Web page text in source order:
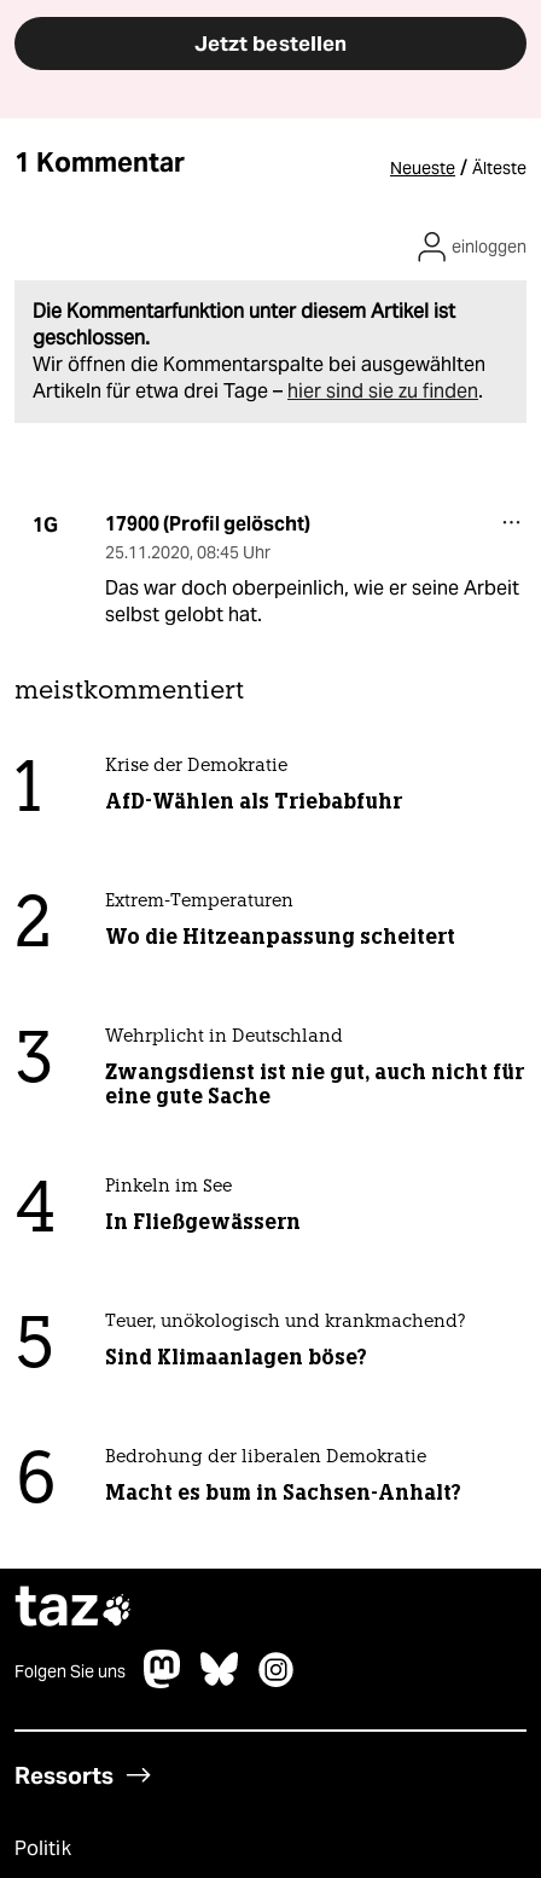
Jetzt bestellen
1 Kommentar Neueste / Älteste
Die Kommentarfunktion unter diesem Artikel ist
geschlossen.
Wir öffnen die Kommentarspalte bei ausgewählten
Artikeln für etwa drei Tage – hier sind sie zu finden.
einloggen
1G 17900 (Profil gelöscht)
25.11.2020, 08:45 Uhr
Das war doch oberpeinlich, wie er seine Arbeit
selbst gelobt hat.
meistkommentiert
1 Krise der Demokratie
AfD-Wählen als Triebabfuhr
2 Extrem-Temperaturen
Wo die Hitzeanpassung scheitert
3 Wehrplicht in Deutschland
Zwangsdienst ist nie gut, auch nicht für
eine gute Sache
4 Pinkeln im See
In Fließgewässern
5 Teuer, unökologisch und krankmachend?
Sind Klimaanlagen böse?
6 Bedrohung der liberalen Demokratie
Macht es bum in Sachsen-Anhalt?
taz
Folgen Sie uns
Ressorts
Politik